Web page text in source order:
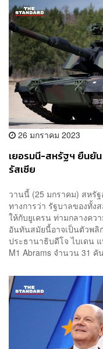
26 มกราคม 2023
เยอรมนี-สหรัฐฯ ยืนยั
รัสเซีย
วานนี้ (25 มกราคม) สหรัฐ
ทางการว่า รัฐบาลของทั้ง
ให้กับยูเครน ท่ามกลางคว
อันทันสมัยนี้อาจเป็นตัวพ
ประธานาธิบดีโจ ไบเดน
M1 Abrams จำนวน 31 คั